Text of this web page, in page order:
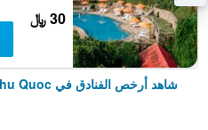
30 ﷼
شاهد أرخص الفنادق في Phu Quoc